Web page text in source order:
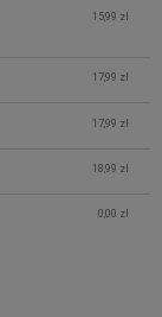
15,99 zł
17,99 zł
17,99 zł
18,99 zł
0,00 zł